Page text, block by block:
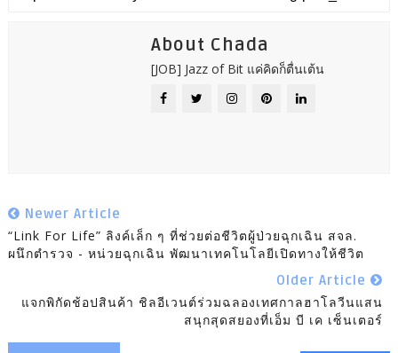
About Chada
[JOB] Jazz of Bit แค่คิดก็ตื่นเต้น
Newer Article
“Link For Life” ลิงค์เล็ก ๆ ที่ช่วยต่อชีวิตผู้ป่วยฉุกเฉิน สจล.
ผนึกตำรวจ - หน่วยฉุกเฉิน พัฒนาเทคโนโลยีเปิดทางให้ชีวิต
Older Article
แจกพิกัดช้อปสินค้า ชิลอีเวนต์ร่วมฉลองเทศกาลฮาโลวีนแสน
สนุกสุดสยองที่เอ็ม บี เค เซ็นเตอร์